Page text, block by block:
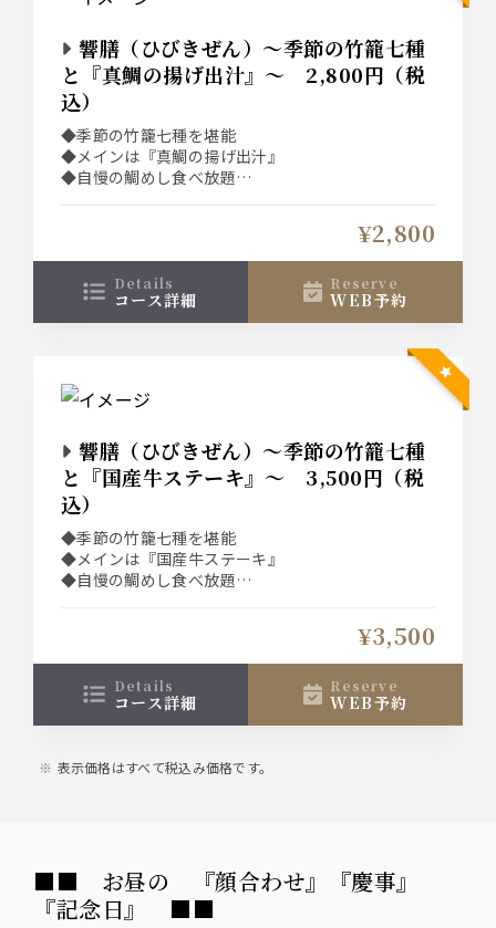
響膳（ひびきぜん）～季節の竹籠七種
と『真鯛の揚げ出汁』～ 2,800円（税
込）
◆季節の竹籠七種を堪能
◆メインは『真鯛の揚げ出汁』
◆自慢の鯛めし食べ放題
¥2,800
details
コース詳細
reserve
WEB予約
響膳（ひびきぜん）～季節の竹籠七種
と『国産牛ステーキ』～ 3,500円（税
込）
◆季節の竹籠七種を堪能
◆メインは『国産牛ステーキ』
◆自慢の鯛めし食べ放題
¥3,500
details
コース詳細
reserve
WEB予約
表示価格はすべて税込み価格です。
■■ お昼の 『顔合わせ』『慶事』
『記念日』 ■■